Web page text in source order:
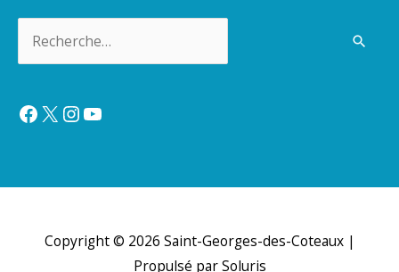
Facebook
X Instagram
YouTube
Copyright © 2026 Saint-Georges-des-Coteaux|
Propulsé par Soluris